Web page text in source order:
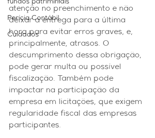
fundos patriminiais
Perícia Contábil
Cuidados
atenção no preenchimento e não
deixar a entrega para a última
hora para evitar erros graves, e,
principalmente, atrasos. O
descumprimento dessa obrigação,
pode gerar multa ou possível
fiscalização. Também pode
impactar na participação da
empresa em licitações, que exigem
regularidade fiscal das empresas
participantes.